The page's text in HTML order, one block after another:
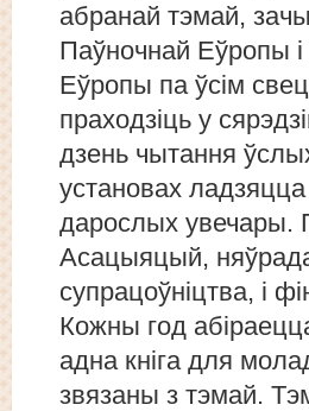
абранай тэмай,
Паўночнай Еўропы
Еўропы па ўсім
праходзіць у
дзень чытання
установах
дарослых увечары.
Асацыяцый,
супрацоўніцтва, і
Кожны год
адна кніга для
звязаны з тэмай.